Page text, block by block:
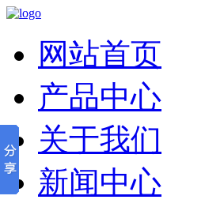
网站首页
产品中心
关于我们
新闻中心